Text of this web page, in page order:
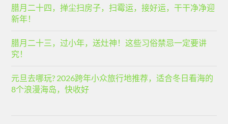
腊月二十四，掸尘扫房子，扫霉运，接好运，干干净净迎
新年！
腊月二十三，过小年，送灶神！这些习俗禁忌一定要讲
究！
元旦去哪玩? 2026跨年小众旅行地推荐，适合冬日看海的
8个浪漫海岛，快收好